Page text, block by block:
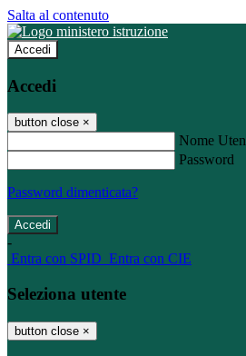
Salta al contenuto
Accedi
Accedi
button close ×
Nome
Password
Password dimenticata?
-
Entra con SPID Entra con CIE
Seleziona utente
button close ×